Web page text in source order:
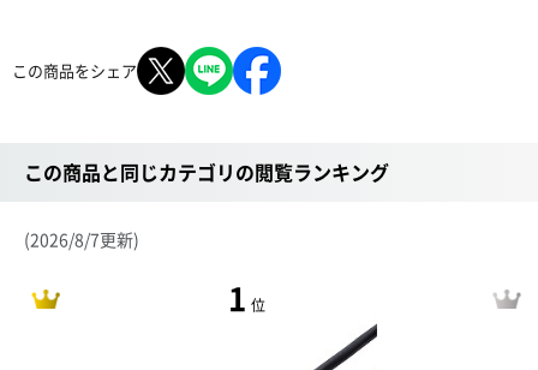
この商品をシェア
この商品と同じカテゴリの閲覧ランキング
(2026/8/7更新)
1 位